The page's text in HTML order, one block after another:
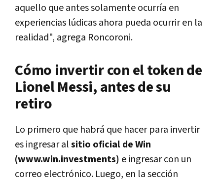
aquello que antes solamente ocurría en
experiencias lúdicas ahora pueda ocurrir en la
realidad", agrega Roncoroni.
Cómo invertir con el token de
Lionel Messi, antes de su
retiro
Lo primero que habrá que hacer para invertir
es ingresar alsitio oficial de Win
(www.win.investments) e ingresar con un
correo electrónico. Luego, en la sección